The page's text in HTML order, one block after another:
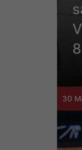
30